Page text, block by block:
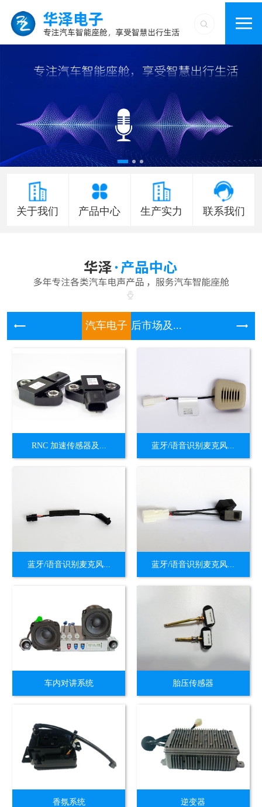
关于我们 产品中心 生产实力 联系我们
汽车电子 后市场及...
RNC 加速传感器及... 蓝牙/语音识别麦克风...
蓝牙/语音识别麦克风... 蓝牙/语音识别麦克风...
车内对讲系统 胎压传感器
香氛系统 逆变器